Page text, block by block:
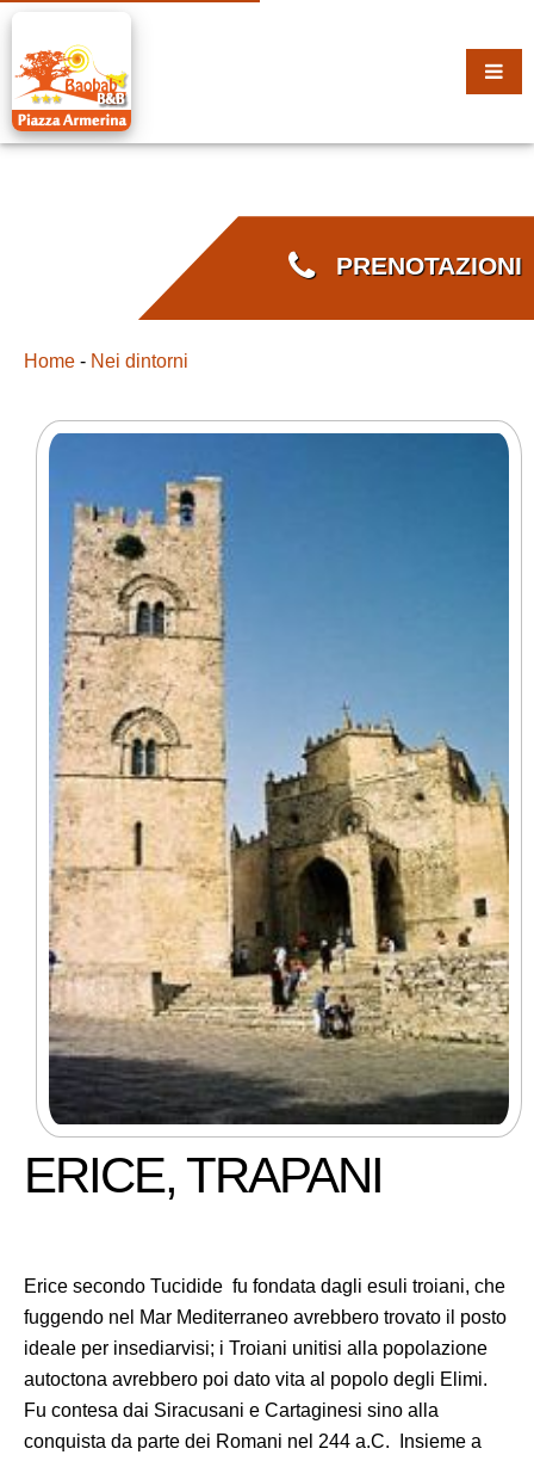
PRENOTAZIONI
Home - Nei dintorni
ERICE, TRAPANI
Erice secondo Tucidide fu fondata dagli esuli troiani, che
fuggendo nel Mar Mediterraneo avrebbero trovato il posto
ideale per insediarvisi; i Troiani unitisi alla popolazione
autoctona avrebbero poi dato vita al popolo degli Elimi.
Fu contesa dai Siracusani e Cartaginesi sino alla
conquista da parte dei Romani nel 244 a.C. Insieme a